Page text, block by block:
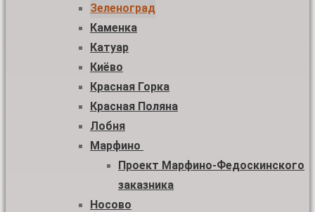
Зеленоград
Каменка
Катуар
Киёво
Красная Горка
Красная Поляна
Лобня
Марфино
Проект Марфино-Федоскинского
заказника
Носово